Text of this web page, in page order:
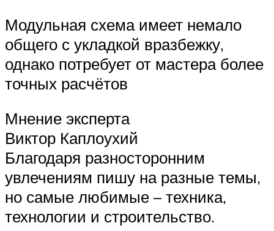
Модульная схема имеет немало
общего с укладкой вразбежку,
однако потребует от мастера более
точных расчётов
Мнение эксперта
Виктор Каплоухий
Благодаря разносторонним
увлечениям пишу на разные темы,
но самые любимые – техника,
технологии и строительство.